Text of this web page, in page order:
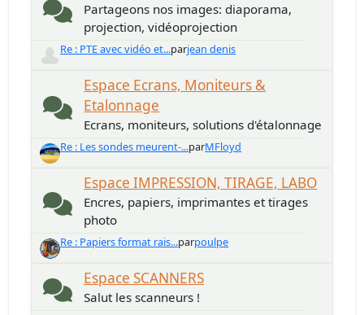
Partageons nos images: diaporama,
projection, vidéoprojection
Re : PTE avec vidéo et...parjean denis
Espace Ecrans, Moniteurs &
Etalonnage
Ecrans, moniteurs, solutions d'étalonnage
Re : Les sondes meurent-...parMFloyd
Espace IMPRESSION, TIRAGE, LABO
Encres, papiers, imprimantes et tirages
photo
Re : Papiers format rais...parpoulpe
Espace SCANNERS
Salut les scanneurs !